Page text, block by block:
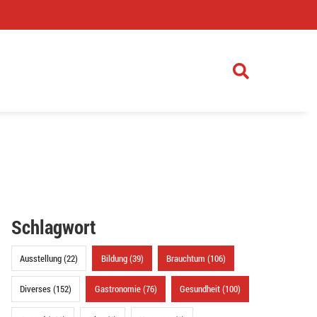
Schlagwort
Ausstellung (22) Bildung (39) Brauchtum (106)
Diverses (152) Gastronomie (76) Gesundheit (100)